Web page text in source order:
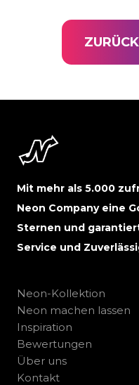
Mit mehr als 5.000
Neon Company eine
Sternen und
Service und
Neon-Kollektion
Neon machen lassen
Inspiration
Bewertungen
Über uns
Kontakt